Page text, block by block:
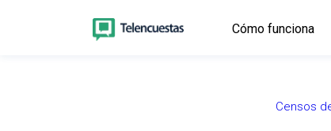
Cómo funciona
Censos